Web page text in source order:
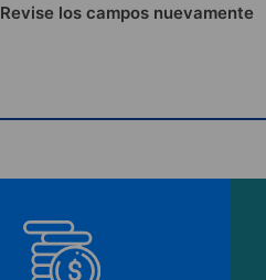
Revise los campos nuevamente